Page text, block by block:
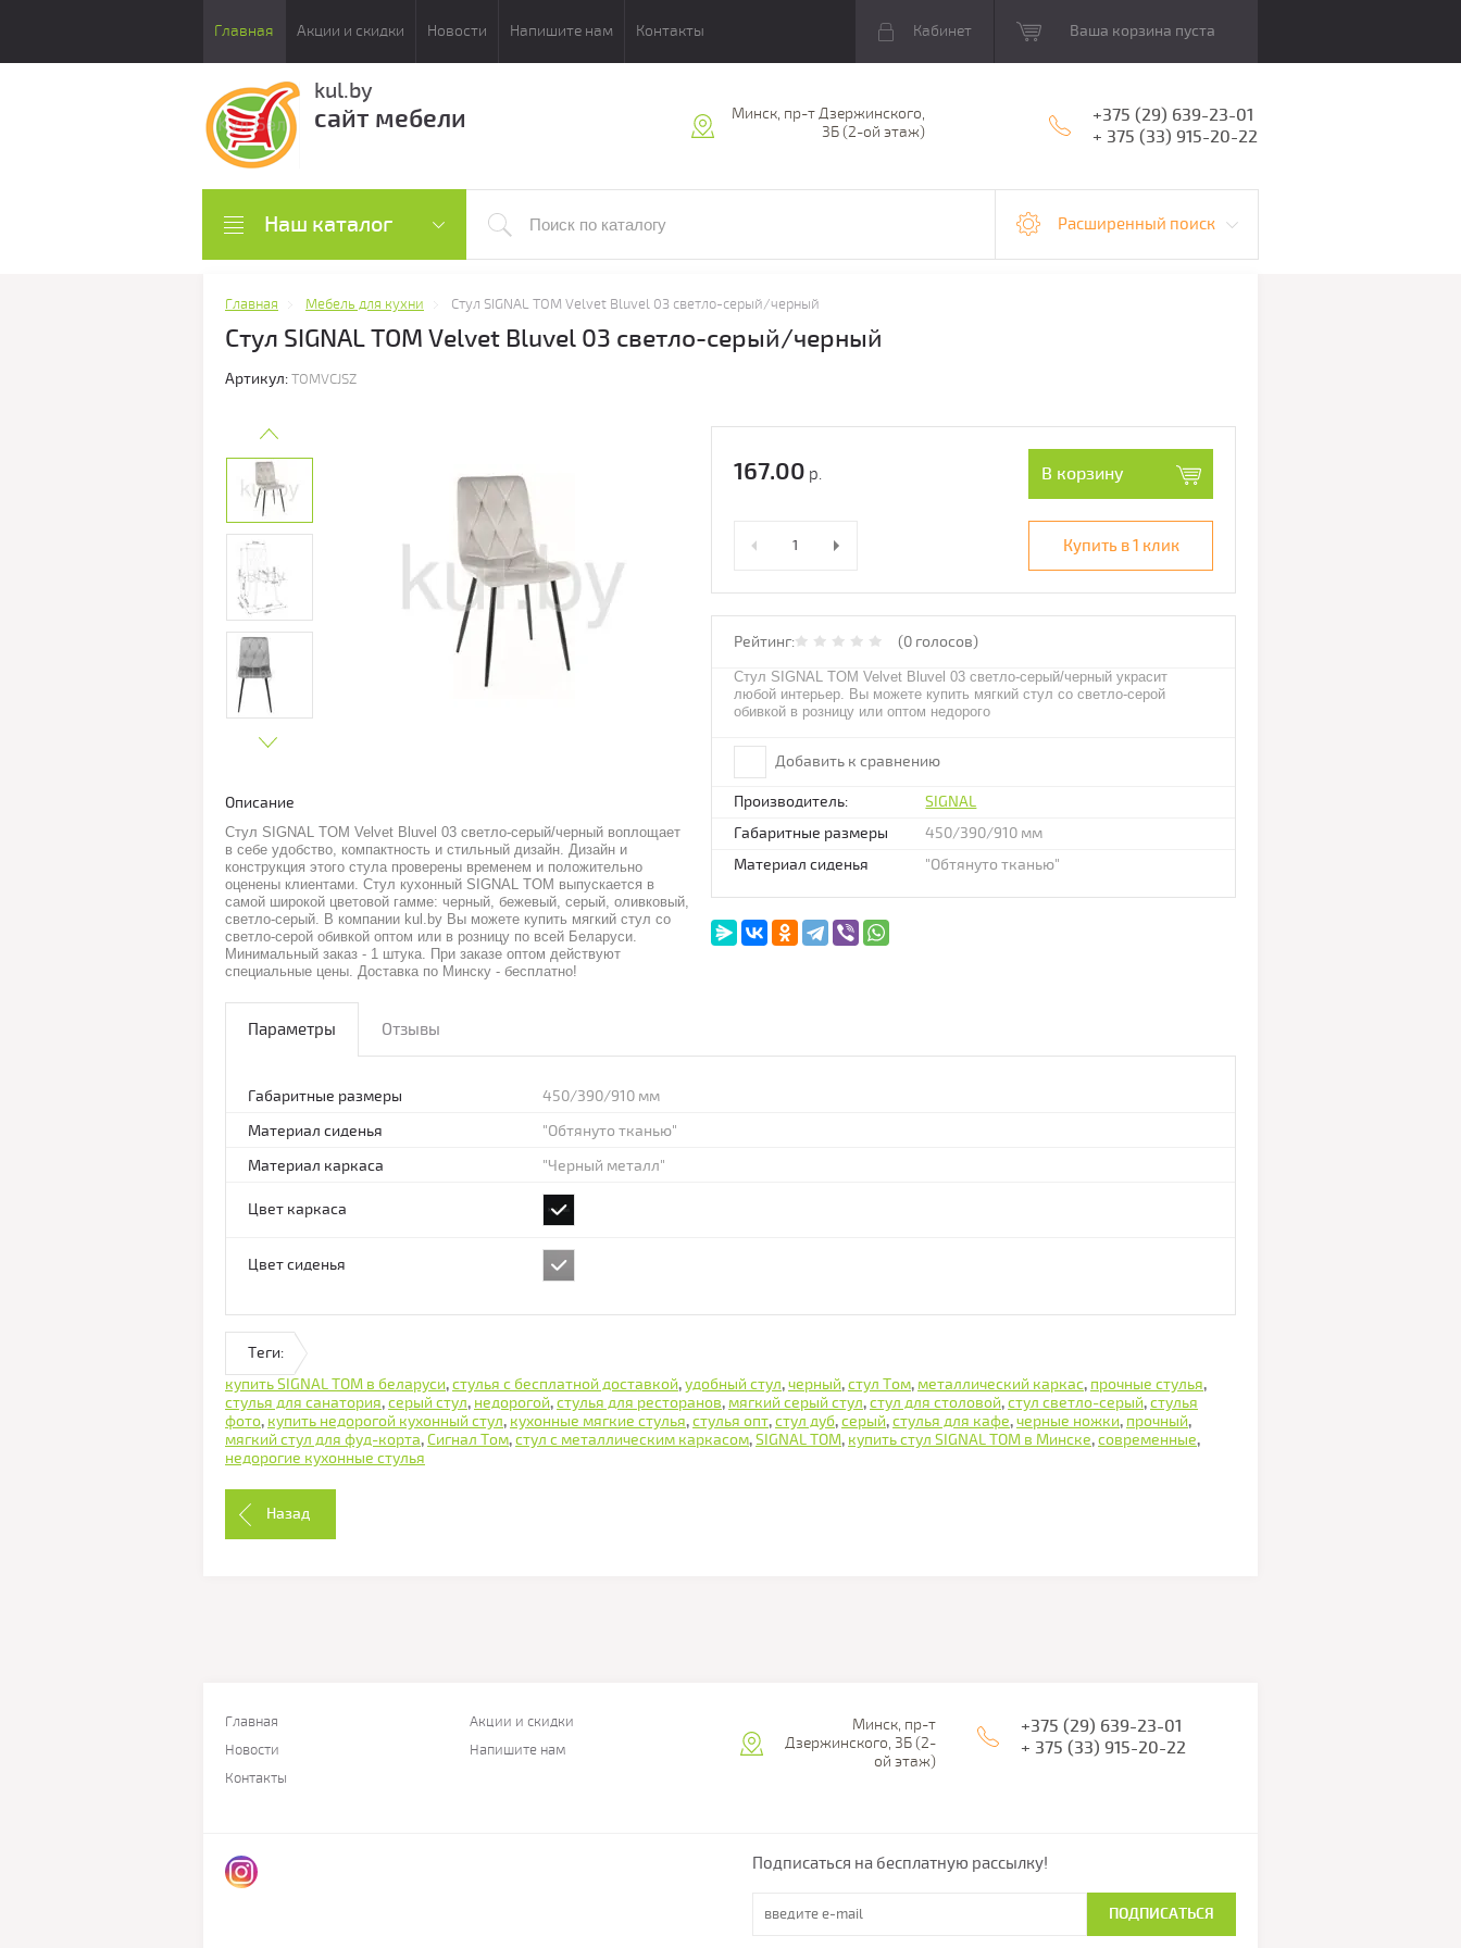
Главная Акции и скидки Новости Напишите нам Контакты Кабинет Ваша корзина пуста
kul.by
сайт мебели
Минск, пр-т Дзержинского,
3Б (2-ой этаж)
+375 (29) 639-23-01
+ 375 (33) 915-20-22
Наш каталог Расширенный поиск
Главная Мебель для кухни Стул SIGNAL TOM Velvet Bluvel 03 светло-серый/черный
Стул SIGNAL TOM Velvet Bluvel 03 светло-серый/черный
Артикул:TOMVCJSZ
Описание
Стул SIGNAL TOM Velvet Bluvel 03 светло-серый/черный воплощает
в себе удобство, компактность и стильный дизайн. Дизайн и
конструкция этого стула проверены временем и положительно
оценены клиентами. Стул кухонный SIGNAL TOM выпускается в
самой широкой цветовой гамме: черный, бежевый, серый, оливковый,
светло-серый. В компании kul.by Вы можете купить мягкий стул со
светло-серой обивкой оптом или в розницу по всей Беларуси.
Минимальный заказ - 1 штука. При заказе оптом действуют
специальные цены. Доставка по Минску - бесплатно!
167.00 р. В корзину
Купить в 1 клик
Рейтинг: (0 голосов)
Стул SIGNAL TOM Velvet Bluvel 03 светло-серый/черный украсит
любой интерьер. Вы можете купить мягкий стул со светло-серой
обивкой в розницу или оптом недорого
Добавить к сравнению
Производитель:
SIGNAL
Габаритные размеры
450/390/910 мм
Материал сиденья
"Обтянуто тканью"
Параметры Отзывы
Габаритные размеры
450/390/910 мм
Материал сиденья
"Обтянуто тканью"
Материал каркаса
"Черный металл"
Цвет каркаса
Цвет сиденья
Теги:
купить SIGNAL TOM в беларуси,стулья с бесплатной доставкой,удобный стул,черный,стул Том, металлический каркас, прочные стулья,
стулья для санатория,серый стул, недорогой,стулья для ресторанов, мягкий серый стул,стул для столовой,стул светло-серый,стулья
фото, купить недорогой кухонный стул, кухонные мягкие стулья,стулья опт,стул дуб,серый,стулья для кафе,черные ножки, прочный,
мягкий стул для фуд-корта,Сигнал Том,стул с металлическим каркасом,SIGNAL TOM, купить стул SIGNAL TOM в Минске,современные,
недорогие кухонные стулья
Назад
Главная
Акции и скидки
Новости
Напишите нам
Контакты
Минск, пр-т
Дзержинского, 3Б (2-
ой этаж)
+375 (29) 639-23-01
+ 375 (33) 915-20-22
Подписаться на бесплатную рассылку!
ПОДПИСАТЬСЯ